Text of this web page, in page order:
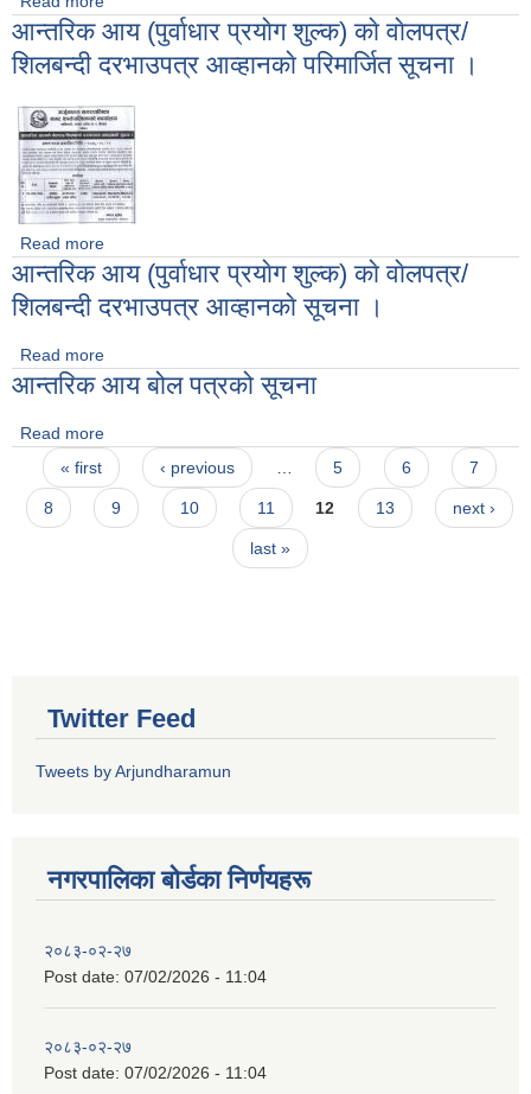
procurement of Office Instruments and Stationery.
(Second Times published Notice)
आन्तरिक आय (पुर्वाधार प्रयाेग शुल्क) काे वाेलपत्र/
शिलबन्दी दरभाउपत्र आव्हानकाे परिमार्जित सूचना ।
Read more
दरभाउपत्र आव्हानकाे परिमार्जित सूचना ।
आन्तरिक आय (पुर्वाधार प्रयाेग शुल्क) काे वाेलपत्र/
शिलबन्दी दरभाउपत्र आव्हानकाे सूचना ।
Read more
दरभाउपत्र आव्हानकाे सूचना ।
आन्तरिक आय बोल पत्रको सूचना
Read more
Pages
« first ‹ previous … 5 6 7
8 9 10 11 12 13 next ›
last »
Twitter Feed
Tweets by Arjundharamun
नगरपालिका बाेर्डका निर्णयहरू
२०८३-०२-२७
Post date: 07/02/2026 - 11:04
२०८३-०२-२७
Post date: 07/02/2026 - 11:04